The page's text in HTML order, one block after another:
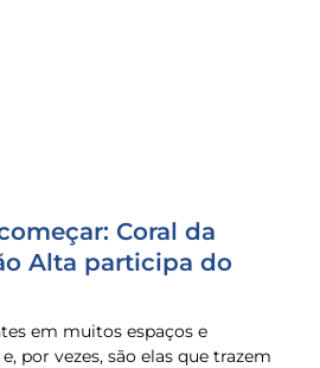
Coral da
Alta participa do
em muitos espaços e
por vezes, são elas que trazem